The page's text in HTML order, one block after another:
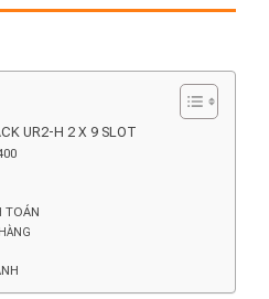
UR2-H 2 X 9 SLOT
TOÁN